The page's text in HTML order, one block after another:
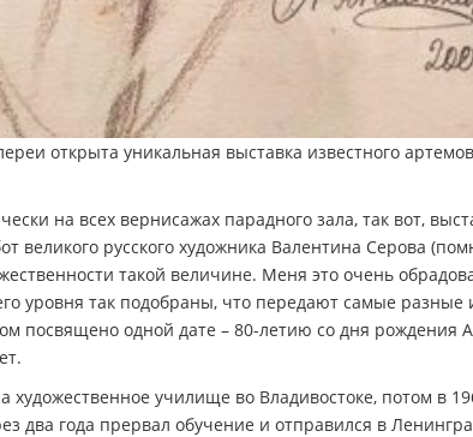
открыта уникальная выставка известного
на всех вернисажах парадного зала, так вот,
великого русского художника Валентина Серова
такой величине. Меня это очень
уровня так подобраны, что передают самые разные
посвящено одной дате – 80-летию со дня рождения
училище во Владивостоке, потом в
два года прервал обучение и отправился в